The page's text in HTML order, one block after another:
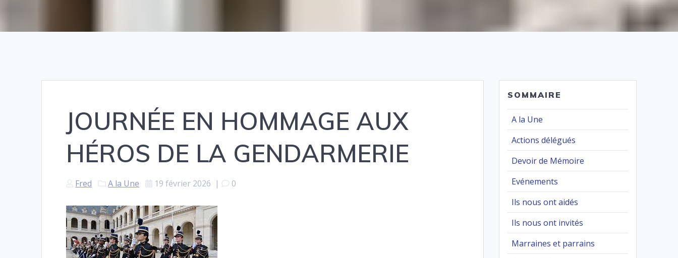
JOURNÉE EN HOMMAGE AUX
HÉROS DE LA GENDARMERIE
Fred A la Une 19 février 2026 | 0
SOMMAIRE
A la Une
Actions délégués
Devoir de Mémoire
Evénements
Ils nous ont aidés
Ils nous ont invités
Marraines et parrains